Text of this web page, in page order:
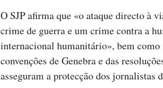
O SJP afirma que «o ataque directo à
crime de guerra e um crime contra a
internacional humanitário», bem
convenções de Genebra e das
asseguram a protecção dos jornalistas